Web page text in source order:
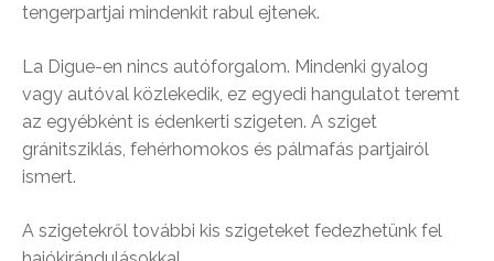
tengerpartjai mindenkit rabul ejtenek.
La Digue-en nincs autóforgalom. Mindenki gyalog
vagy autóval közlekedik, ez egyedi hangulatot teremt
az egyébként is édenkerti szigeten. A sziget
gránitsziklás, fehérhomokos és pálmafás partjairól
ismert.
A szigetekről további kis szigeteket fedezhetünk fel